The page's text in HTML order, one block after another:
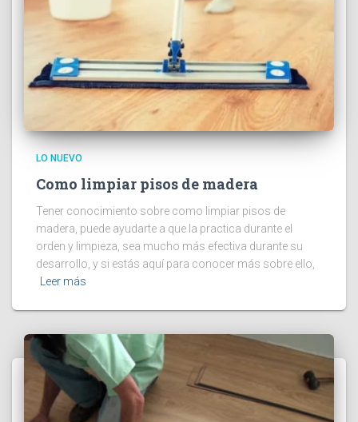
LO NUEVO
Como limpiar pisos de madera
Tener conocimiento sobre como limpiar pisos de
madera, puede ayudarte a que la practica durante el
orden y limpieza, sea mucho más efectiva durante su
desarrollo, y si estás aquí para conocer más sobre ello,
Leer más